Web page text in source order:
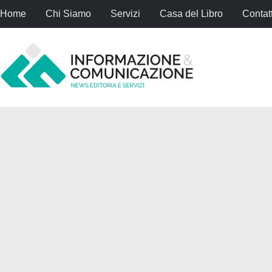
Home Chi Siamo Servizi Casa del Libro